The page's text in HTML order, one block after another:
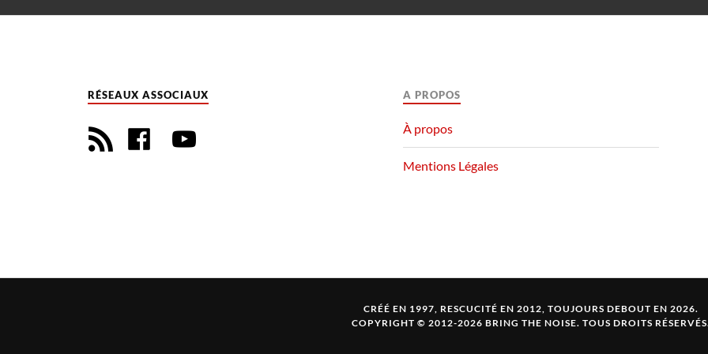
RÉSEAUX ASSOCIAUX A PROPOS
À propos
Mentions Légales
CRÉÉ EN 1997, RESCUCITÉ EN 2012, TOUJOURS DEBOUT EN 2026.
COPYRIGHT © 2012-2026 BRING THE NOISE. TOUS DROITS